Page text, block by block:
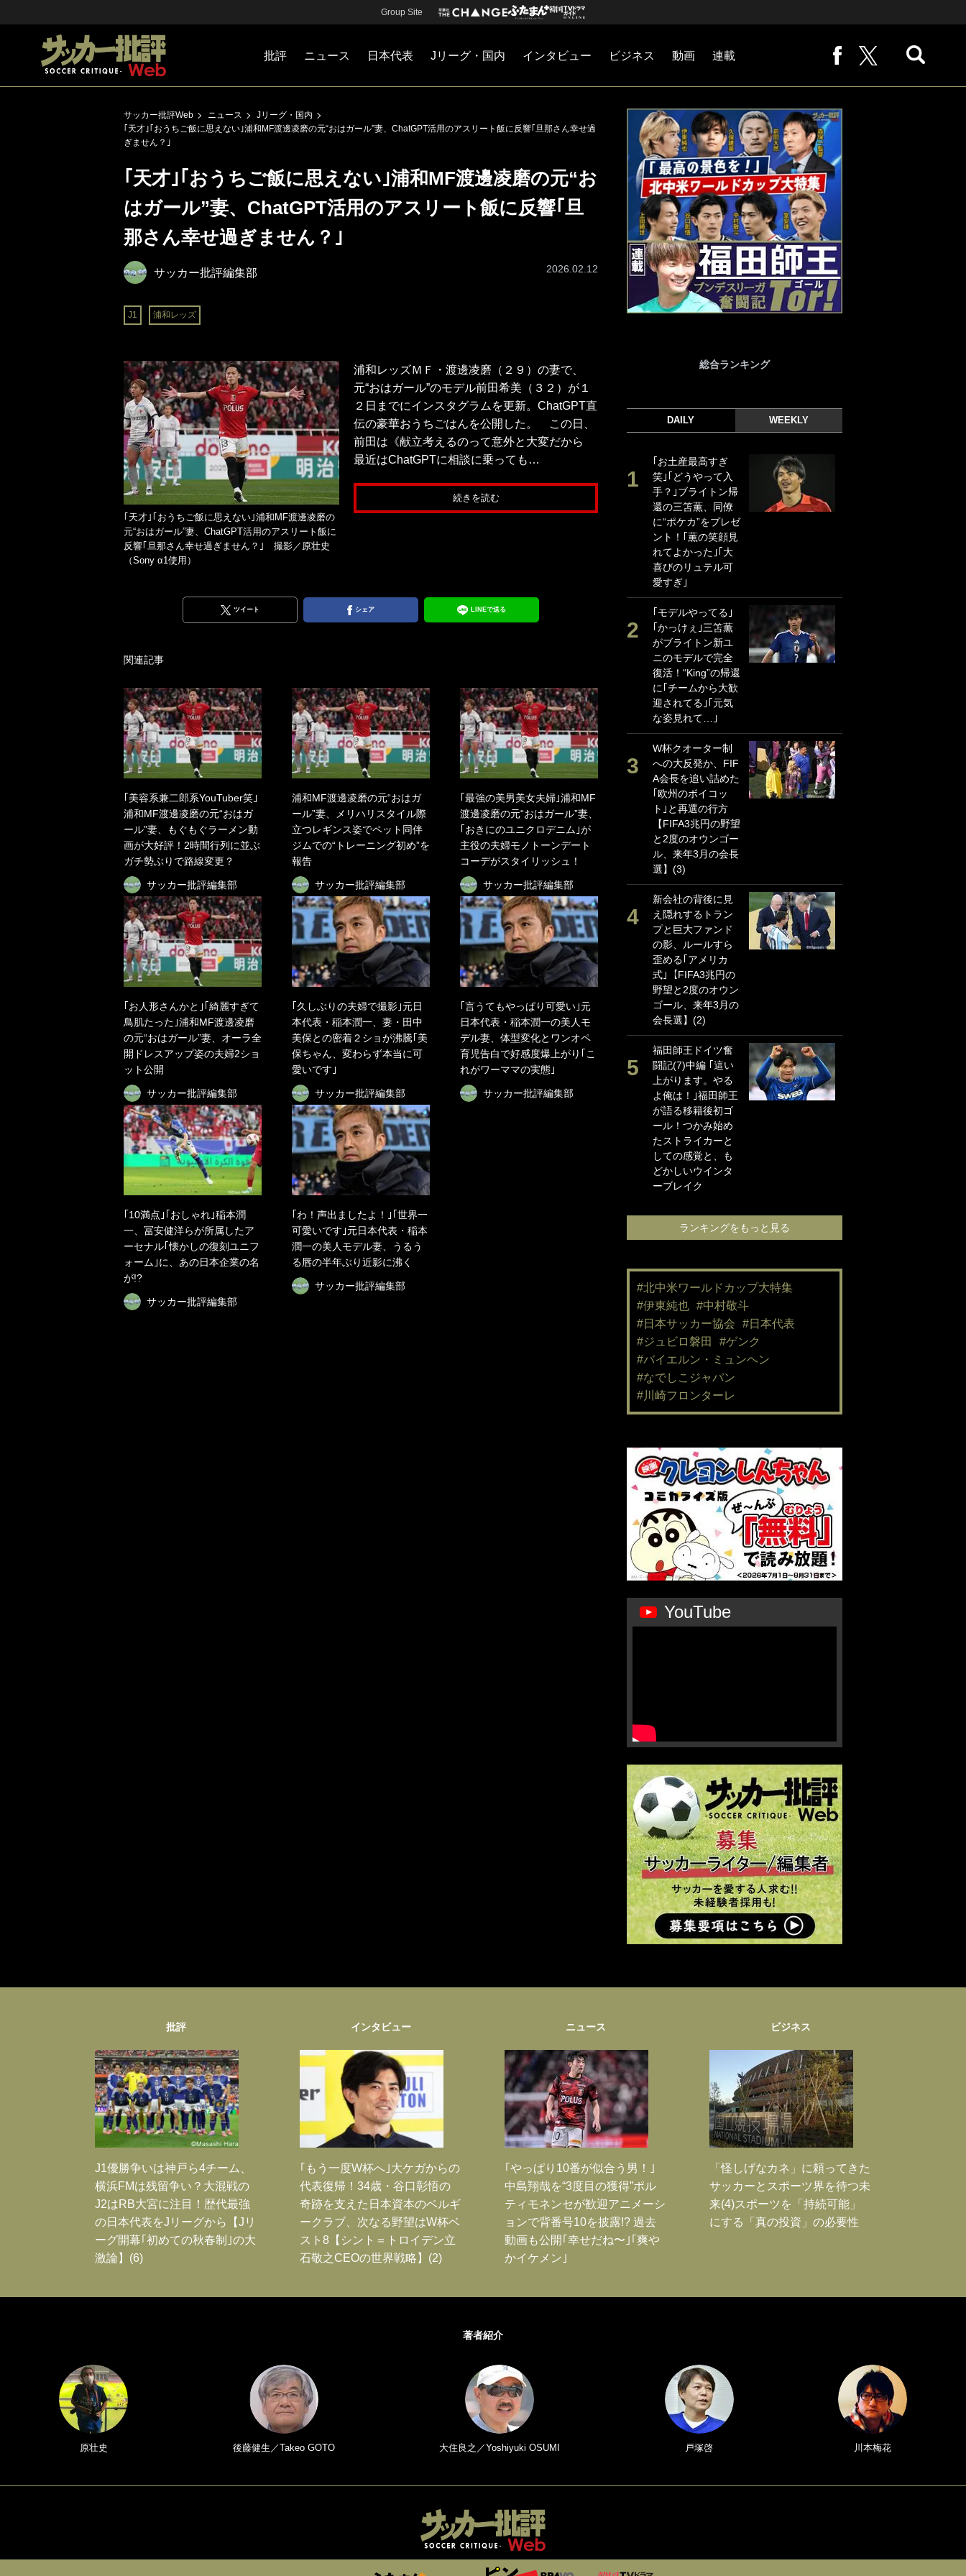
Group Site
批評 ニュース 日本代表 Jリーグ・国内 インタビュー ビジネス 動画 連載
サッカー批評Web ニュース
Jリーグ・国内
｢天才｣｢おうちご飯に思えない｣浦和MF渡邊凌磨の元“おはガール”妻、ChatGPT活用のアスリート飯に反響｢旦那さん幸せ過
ぎません？｣
｢天才｣｢おうちご飯に思えない｣浦和MF渡邊凌磨の元“お
はガール”妻、ChatGPT活用のアスリート飯に反響｢旦
那さん幸せ過ぎません？｣
サッカー批評編集部
J1 浦和レッズ
2026.02.12
｢天才｣｢おうちご飯に思えない｣浦和MF渡邊凌磨の
元“おはガール”妻、ChatGPT活用のアスリート飯に
反響｢旦那さん幸せ過ぎません？｣ 撮影／原壮史
（Sony α1使用）
浦和レッズＭＦ・渡邊凌磨（２９）の妻で、
元“おはガール”のモデル前田希美（３２）が１
２日までにインスタグラムを更新。ChatGPT直
伝の豪華おうちごはんを公開した。 この日、
前田は《献立考えるのって意外と大変だから
最近はChatGPTに相談に乗っても…
続きを読む
ツイート シェア LINEで送る
関連記事
｢美容系兼二郎系YouTuber笑｣
浦和MF渡邊凌磨の元“おはガ
ール”妻、もぐもぐラーメン動
画が大好評！2時間行列に並ぶ
ガチ勢ぶりで路線変更？
サッカー批評編集部
浦和MF渡邊凌磨の元“おはガ
ール”妻、メリハリスタイル際
立つレギンス姿でペット同伴
ジムでの“トレーニング初め”を
報告
サッカー批評編集部
｢最強の美男美女夫婦｣浦和MF
渡邊凌磨の元“おはガール”妻、
｢おきにのユニクロデニム｣が
主役の夫婦モノトーンデート
コーデがスタイリッシュ！
サッカー批評編集部
｢お人形さんかと｣｢綺麗すぎて
鳥肌たった｣浦和MF渡邊凌磨
の元“おはガール”妻、オーラ全
開ドレスアップ姿の夫婦2ショ
ット公開
サッカー批評編集部
｢久しぶりの夫婦で撮影｣元日
本代表・稲本潤一、妻・田中
美保との密着２ショが沸騰｢美
保ちゃん、変わらず本当に可
愛いです｣
サッカー批評編集部
｢言うてもやっぱり可愛い｣元
日本代表・稲本潤一の美人モ
デル妻、体型変化とワンオペ
育児告白で好感度爆上がり｢こ
れがワーママの実態｣
サッカー批評編集部
｢10満点｣｢おしゃれ｣稲本潤
一、冨安健洋らが所属したア
ーセナル｢懐かしの復刻ユニフ
ォーム｣に、あの日本企業の名
が!?
サッカー批評編集部
｢わ！声出ましたよ！｣｢世界一
可愛いです｣元日本代表・稲本
潤一の美人モデル妻、うるう
る唇の半年ぶり近影に沸く
サッカー批評編集部
総合ランキング
DAILY WEEKLY
｢お土産最高すぎ
笑｣｢どうやって入
手？｣ブライトン帰
還の三笘薫、同僚
に“ポケカ”をプレゼ
ント！｢薫の笑顔見
れてよかった｣｢大
喜びのリュテル可
愛すぎ｣
｢モデルやってる｣
｢かっけぇ｣三笘薫
がブライトン新ユ
ニのモデルで完全
復活！“King”の帰還
に｢チームから大歓
迎されてる｣｢元気
な姿見れて…｣
W杯クオーター制
への大反発か、FIF
A会長を追い詰めた
｢欧州のボイコッ
ト｣と再選の行方
【FIFA3兆円の野望
と2度のオウンゴー
ル、来年3月の会長
選】(3)
新会社の背後に見
え隠れするトラン
プと巨大ファンド
の影、ルールすら
歪める｢アメリカ
式｣【FIFA3兆円の
野望と2度のオウン
ゴール、来年3月の
会長選】(2)
福田師王ドイツ奮
闘記(7)中編 ｢這い
上がります。やる
よ俺は！｣福田師王
が語る移籍後初ゴ
ール！つかみ始め
たストライカーと
しての感覚と、も
どかしいウインタ
ーブレイク
ランキングをもっと見る
#北中米ワールドカップ大特集
#伊東純也 #中村敬斗
#日本サッカー協会
#日本代表
#ジュビロ磐田
#ゲンク
#バイエルン・ミュンヘン
#なでしこジャパン
#川崎フロンターレ
YouTube
批評
J1優勝争いは神戸ら4チーム、
横浜FMは残留争い？大混戦の
J2はRB大宮に注目！歴代最強
の日本代表をJリーグから【Jリ
ーグ開幕｢初めての秋春制｣の大
激論】(6)
インタビュー
｢もう一度W杯へ｣大ケガからの
代表復帰！34歳・谷口彰悟の
奇跡を支えた日本資本のベルギ
ークラブ、次なる野望はW杯ベ
スト8【シント＝トロイデン立
石敬之CEOの世界戦略】(2)
ニュース
｢やっぱり10番が似合う男！｣
中島翔哉を“3度目の獲得”ポル
ティモネンセが歓迎アニメーシ
ョンで背番号10を披露!? 過去
動画も公開｢幸せだね〜｣｢爽や
かイケメン｣
ビジネス
「怪しげなカネ」に頼ってきた
サッカーとスポーツ界を待つ未
来(4)スポーツを「持続可能」
にする「真の投資」の必要性
著者紹介
原壮史 後藤健生／Takeo GOTO 大住良之／Yoshiyuki OSUMI 戸塚啓 川本梅花